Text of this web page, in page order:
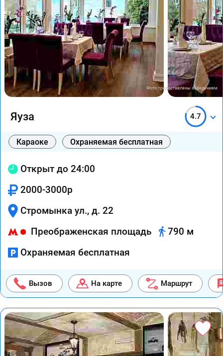
Фото предоставлены заведением
Яуза 4.7
Караоке Охраняемая бесплатная
Открыт до 24:00
2000-3000р
Стромынка ул., д. 22
Преображенская площадь
790 м
Охраняемая бесплатная
Вызов На карте Маршрут